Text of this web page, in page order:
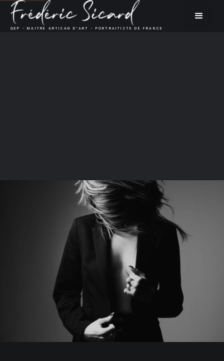
QEP - MAITRE ARTISAN D'ART - PORTRAITISTE DE FRANCE